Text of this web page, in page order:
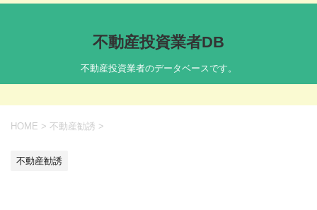
不動産投資業者DB
不動産投資業者のデータベースです。
HOME > 不動産勧誘 >
不動産勧誘